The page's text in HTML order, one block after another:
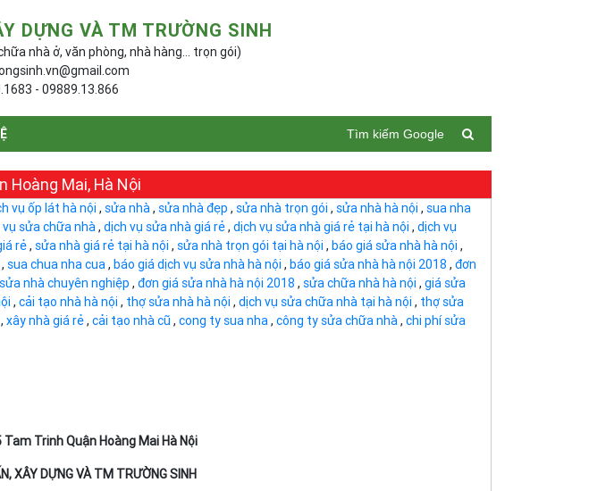
DỰNG VÀ TM TRƯỜNG SINH
nhà ở, văn phòng, nhà hàng... trọn gói)
- 09889.13.866
Tìm kiếm Google
Hoàng Mai, Hà Nội
vụ ốp lát hà nội , sửa nhà, sửa nhà đẹp , sửa nhà trọn gói , sửa nhà hà nội , sua nha
vụ sửa chữa nhà, dịch vụ sửa nhà giá rẻ, dịch vụ sửa nhà giá rẻ tại hà nội , dịch vụ
rẻ, sửa nhà giá rẻ tại hà nội , sửa nhà trọn gói tại hà nội , báo giá sửa nhà hà nội ,
sua chua nha cua, báo giá dịch vụ sửa nhà hà nội , báo giá sửa nhà hà nội 2018 , đơn
sửa nhà chuyên nghiệp , đơn giá sửa nhà hà nội 2018 , sửa chữa nhà hà nội , giá sửa
, cải tạo nhà hà nội , thợ sửa nhà hà nội , dịch vụ sửa chữa nhà tại hà nội , thợ sửa
, xây nhà giá rẻ, cải tạo nhà cũ , cong ty sua nha, công ty sửa chữa nhà, chi phí sửa
Trinh Quận Hoàng Mai Hà Nội
XÂY DỰNG VÀ TM TRƯỜNG SINH